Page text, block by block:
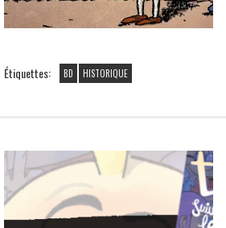
Étiquettes: BD HISTORIQUE